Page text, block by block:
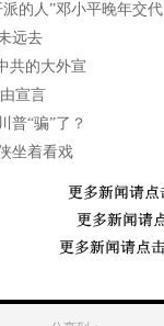
的人”邓小平晚年交代
远去
共的大外宣
宣言
普“骗”了？
坐着看戏